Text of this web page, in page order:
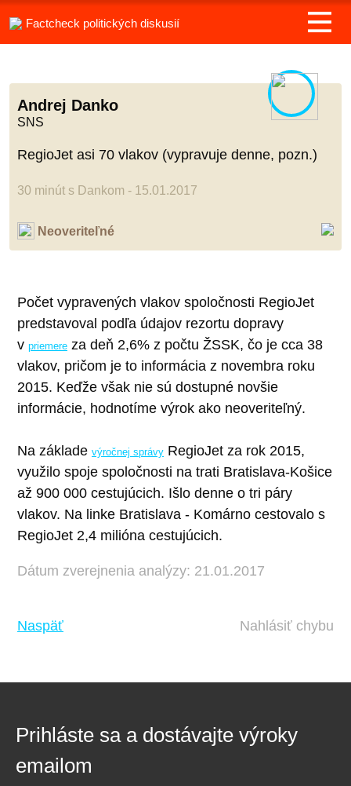
Factcheck politických diskusií
Andrej Danko
SNS
RegioJet asi 70 vlakov (vypravuje denne, pozn.)
30 minút s Dankom - 15.01.2017
Neoveriteľné
Počet vypravených vlakov spoločnosti RegioJet
predstavoval podľa údajov rezortu dopravy
v priemere za deň 2,6% z počtu ŽSSK, čo je cca 38
vlakov, pričom je to informácia z novembra roku
2015. Keďže však nie sú dostupné novšie
informácie, hodnotíme výrok ako neoveriteľný.
Na základe výročnej správy RegioJet za rok 2015,
využilo spoje spoločnosti na trati Bratislava-Košice
až 900 000 cestujúcich. Išlo denne o tri páry
vlakov. Na linke Bratislava - Komárno cestovalo s
RegioJet 2,4 milióna cestujúcich.
Dátum zverejnenia analýzy: 21.01.2017
Naspäť Nahlásiť chybu
Prihláste sa a dostávajte výroky
emailom